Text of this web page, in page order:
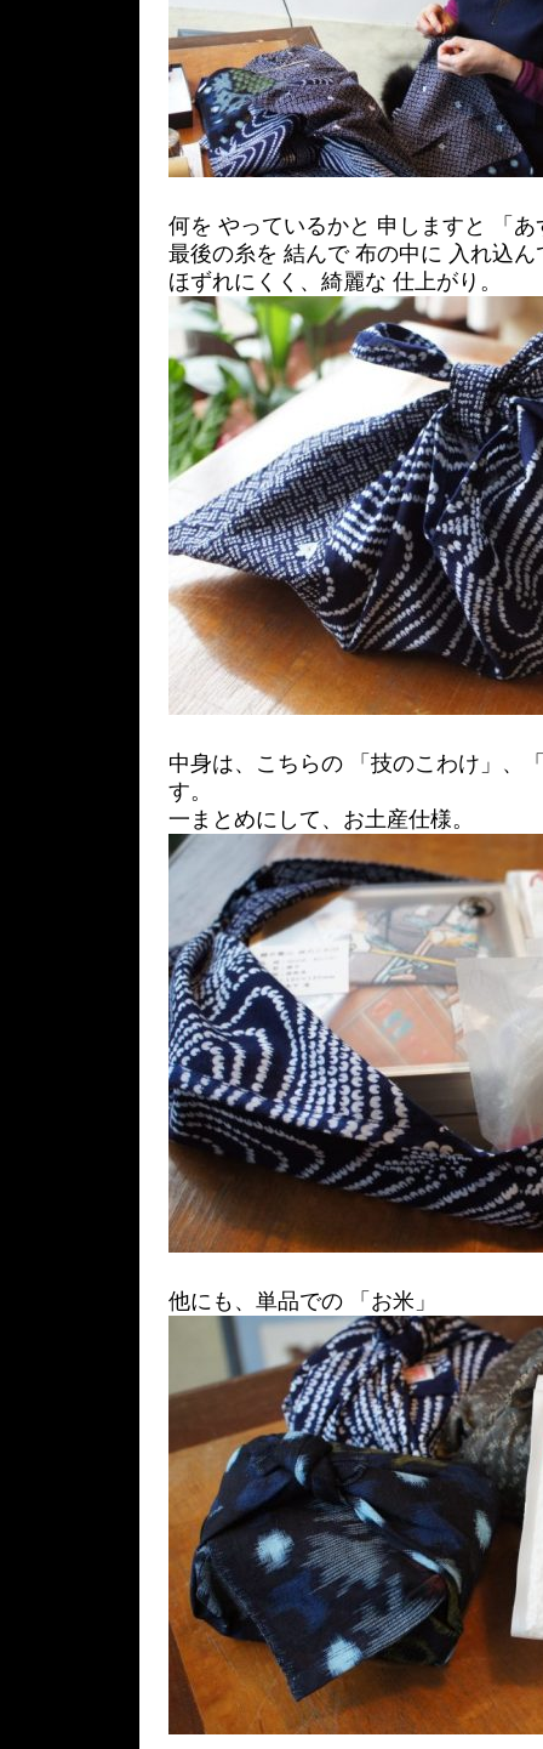
何を やっているかと 申しますと 「
最後の糸を 結んで 布の中に 入れ込
ほずれにくく、綺麗な 仕上がり。
中身は、こちらの 「技のこわけ」、
す。
一まとめにして、お土産仕様。
他にも、単品での 「お米」